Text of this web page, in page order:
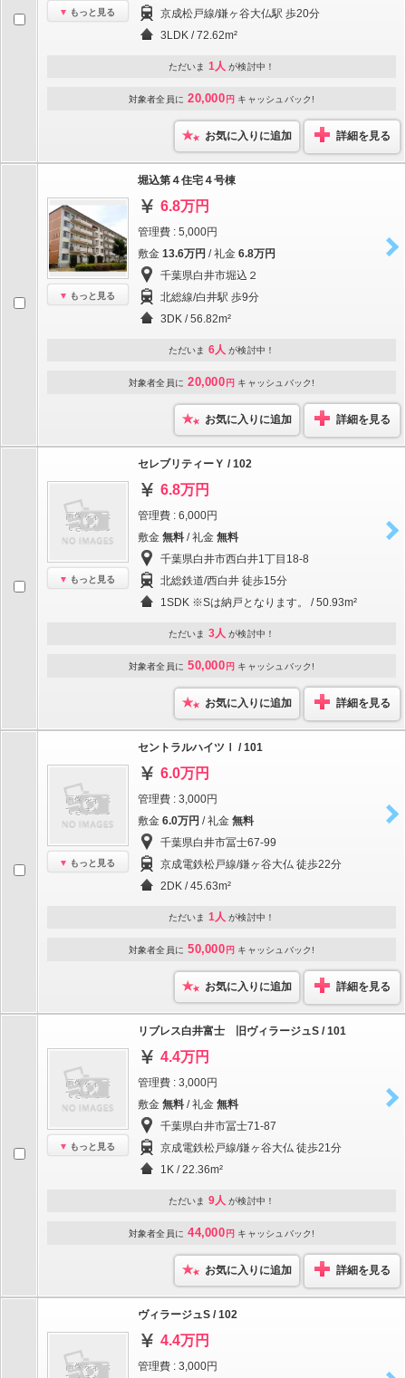
もっと見る
京成松戸線/鎌ヶ谷大仏駅 歩20分
3LDK / 72.62m²
ただいま 1人 が検討中！
対象者全員に 20,000 円 キャッシュバック!
お気に入りに追加 詳細を見る
もっと見る
堀込第４住宅４号棟
6.8万円
管理費 : 5,000円
敷金 13.6万円 / 礼金 6.8万円
千葉県白井市堀込２
北総線/白井駅 歩9分
3DK / 56.82m²
ただいま 6人 が検討中！
対象者全員に 20,000 円 キャッシュバック!
お気に入りに追加 詳細を見る
もっと見る
セレブリティーＹ / 102
6.8万円
管理費 : 6,000円
敷金 無料 / 礼金 無料
千葉県白井市西白井1丁目18-8
北総鉄道/西白井 徒歩15分
1SDK ※Sは納戸となります。 / 50.93m²
ただいま 3人 が検討中！
対象者全員に 50,000 円 キャッシュバック!
お気に入りに追加 詳細を見る
もっと見る
セントラルハイツⅠ / 101
6.0万円
管理費 : 3,000円
敷金 6.0万円 / 礼金 無料
千葉県白井市冨士67-99
京成電鉄松戸線/鎌ヶ谷大仏 徒歩22分
2DK / 45.63m²
ただいま 1人 が検討中！
対象者全員に 50,000 円 キャッシュバック!
お気に入りに追加 詳細を見る
もっと見る
リブレス白井富士 旧ヴィラージュS / 101
4.4万円
管理費 : 3,000円
敷金 無料 / 礼金 無料
千葉県白井市冨士71-87
京成電鉄松戸線/鎌ヶ谷大仏 徒歩21分
1K / 22.36m²
ただいま 9人 が検討中！
対象者全員に 44,000 円 キャッシュバック!
お気に入りに追加 詳細を見る
ヴィラージュS / 102
4.4万円
管理費 : 3,000円